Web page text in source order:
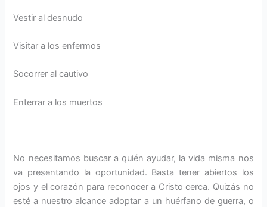
Vestir al desnudo
Visitar a los enfermos
Socorrer al cautivo
Enterrar a los muertos
No necesitamos buscar a quién ayudar, la vida misma nos
va presentando la oportunidad. Basta tener abiertos los
ojos y el corazón para reconocer a Cristo cerca. Quizás no
esté a nuestro alcance adoptar a un huérfano de guerra, o